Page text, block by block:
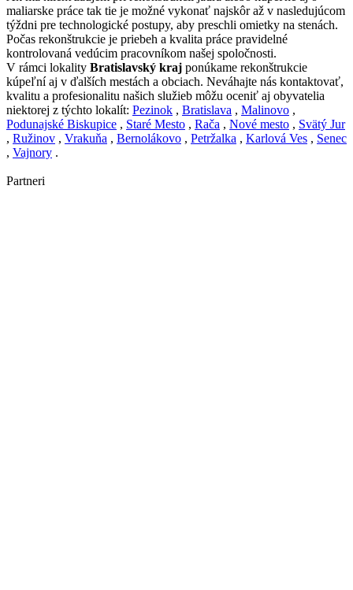
maliarske práce tak tie je možné vykonať najskôr až v nasledujúcom
týždni pre technologické postupy, aby preschli omietky na stenách.
Počas rekonštrukcie je priebeh a kvalita práce pravidelné
kontrolovaná vedúcim pracovníkom našej spoločnosti.
V rámci lokality Bratislavský kraj ponúkame rekonštrukcie
kúpeľní aj v ďalších mestách a obciach. Neváhajte nás kontaktovať,
kvalitu a profesionalitu našich služieb môžu oceniť aj obyvatelia
niektorej z týchto lokalít: Pezinok , Bratislava , Malinovo ,
Podunajské Biskupice , Staré Mesto , Rača , Nové mesto , Svätý Jur
, Ružinov , Vrakuňa , Bernolákovo , Petržalka , Karlová Ves , Senec
, Vajnory .
Partneri